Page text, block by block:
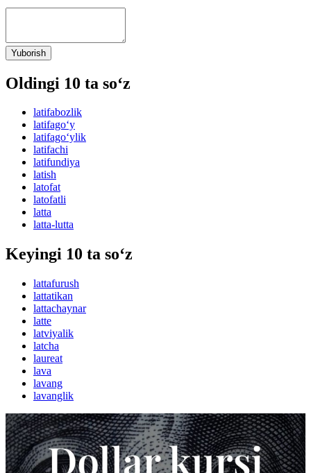
Yuborish
Oldingi 10 ta so‘z
latifabozlik
latifago‘y
latifago‘ylik
latifachi
latifundiya
latish
latofat
latofatli
latta
latta-lutta
Keyingi 10 ta so‘z
lattafurush
lattatikan
lattachaynar
latte
latviyalik
latcha
laureat
lava
lavang
lavanglik